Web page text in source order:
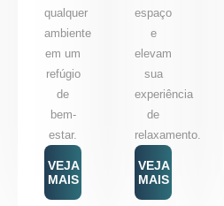
qualquer
ambiente
em um
refúgio
de
bem-
estar.
VEJA
MAIS
espaço
e
elevam
sua
experiência
de
relaxamento.
VEJA
MAIS